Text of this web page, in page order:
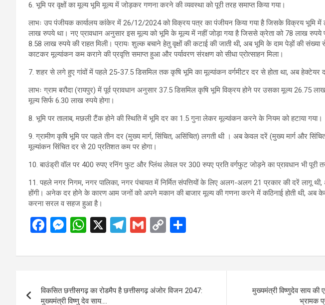
6. भूमि पर वृक्षों का मूल्य भूमि मूल्य में जोड़कर गणना करने की व्यवस्था को पूरी तरह समाप्त किया गया।
लाभः उप पंजीयक कार्यालय कांकेर में 26/12/2024 को विक्रय पत्र का पंजीयन किया गया है जिसके विक्रय भूमि
लाख रुपये था। नए प्रावधान अनुसार इस मूल्य को भूमि के मूल्य में नहीं जोड़ा गया है जिससे क्रेता को 78 लाख
8.58 लाख रुपये की राहत मिली। प्रायः शुल्क बचाने हेतु वृक्षों की कटाई की जाती थी, अब भूमि के दाम पेड़ों की संख्या
काटकर मूल्यांकन कम कराने की प्रवृत्ति समाप्त हुआ और पर्यावरण संरक्षण को सीधा प्रोत्साहन मिला।
7. शहर से लगे हुए गांवों में पहले 25-37.5 डिसमिल तक कृषि भूमि का मूल्यांकन वर्गमीटर दर से होता था, अब हेक्टेयर
लाभः ग्राम बरौदा (रायपुर) में पूर्व प्रावधान अनुसार 37.5 डिसमिल कृषि भूमि विक्रय होने पर उसका मूल्य 26.75
मूल्य सिर्फ 6.30 लाख रुपये होगा।
8. भूमि पर तालाब, मछली टैंक होने की स्थिति में भूमि दर का 1.5 गुना लेकर मूल्यांकन करने के नियम को हटाया गया।
9. ग्रामीण कृषि भूमि पर पहले तीन दर (मुख्य मार्ग, सिंचित, असिंचित) लगती थी । अब केवल दरें (मुख्य मार्ग और
मूल्यांकन सिंचित दर से 20 प्रतिशत कम पर होगा।
10. बाउंड्री वॉल पर 400 रुपए रनिंग फुट और प्लिंथ लेवल पर 300 रुपए प्रति वर्गफुट जोड़ने का प्रावधान भी पूरी
11. पहले नगर निगम, नगर पालिका, नगर पंचायत में निर्मित संपत्तियों के लिए अलग-अलग 21 प्रकार की दरें लागू
होंगी। अनेक दर होने के कारण आम जनों को अपने मकान की बाजार मूल्य की गणना करने में कठिनाई होती थी, अब
करना सरल व सहज हुआ है।
F
ce
o
M
se
g
W
at
A
X
T
e
a
G
ail
C
py
n
ar
navigation
विकसित छत्तीसगढ़ का रोडमैप है छत्तीसगढ़ अंजोर विजन 2047:
मुख्यमंत्री विष्णु देव साय….
मुख्यमंत्री विष्णुदेव साय की
भ्रामक